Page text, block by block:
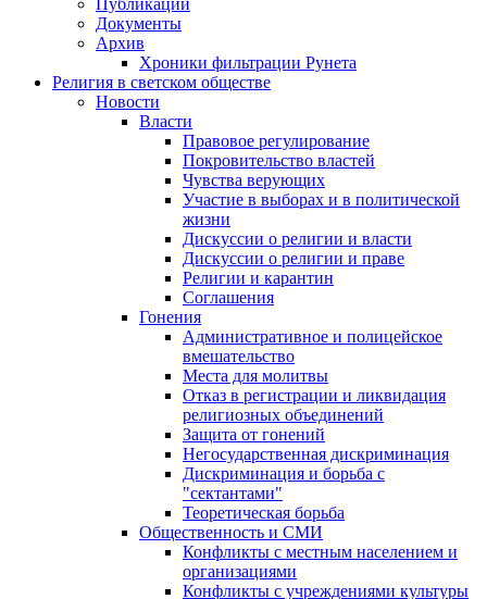
Публикации
Документы
Архив
Хроники фильтрации Рунета
Религия в светском обществе
Новости
Власти
Правовое регулирование
Покровительство властей
Чувства верующих
Участие в выборах и в политической
жизни
Дискуссии о религии и власти
Дискуссии о религии и праве
Религии и карантин
Соглашения
Гонения
Административное и полицейское
вмешательство
Места для молитвы
Отказ в регистрации и ликвидация
религиозных объединений
Защита от гонений
Негосударственная дискриминация
Дискриминация и борьба с
"сектантами"
Теоретическая борьба
Общественность и СМИ
Конфликты с местным населением и
организациями
Конфликты с учреждениями культуры